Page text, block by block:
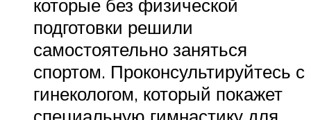
которые без физической
подготовки решили
самостоятельно заняться
спортом. Проконсультируйтесь с
гинекологом, который покажет